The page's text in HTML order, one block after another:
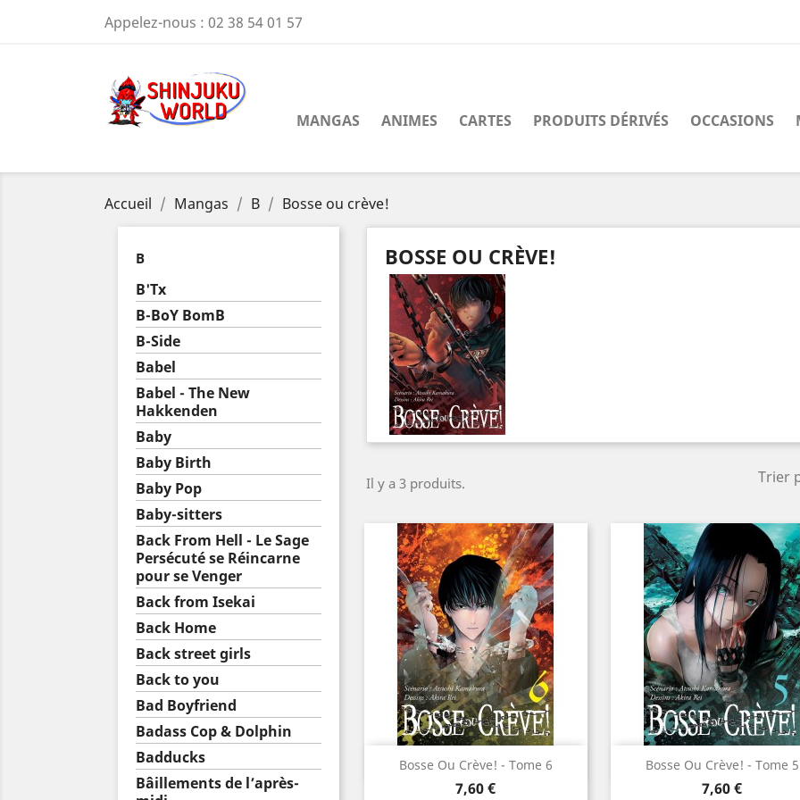
Appelez-nous : 02 38 54 01 57
MANGAS ANIMES CARTES PRODUITS DÉRIVÉS OCCASIONS
Accueil Mangas B Bosse ou crève!
B
B'Tx
B-BoY BomB
B-Side
Babel
Babel - The New
Hakkenden
Baby
Baby Birth
Baby Pop
Baby-sitters
Back From Hell - Le Sage
Persécuté se Réincarne
pour se Venger
Back from Isekai
Back Home
Back street girls
Back to you
Bad Boyfriend
Badass Cop & Dolphin
Badducks
Bâillements de l’après-
BOSSE OU CRÈVE!
Il y a 3 produits.
Trier
Bosse Ou Crève! - Tome 6
Prix
7,60 €
 Aperçu rapide Bosse Ou Crève! - Tome 5
Prix
7,60 €
 Aperçu rapide